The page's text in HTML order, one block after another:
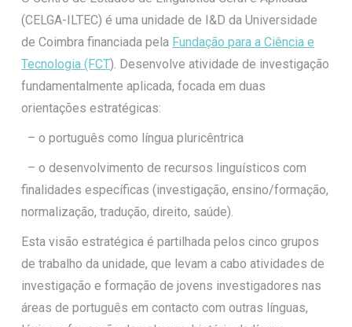
(CELGA-ILTEC) é uma unidade de I&D da Universidade
de Coimbra financiada pela Fundação para a Ciência e
Tecnologia (FCT). Desenvolve atividade de investigação
fundamentalmente aplicada, focada em duas
orientações estratégicas:
– o português como língua pluricêntrica
– o desenvolvimento de recursos linguísticos com
finalidades específicas (investigação, ensino/formação,
normalização, tradução, direito, saúde).
Esta visão estratégica é partilhada pelos cinco grupos
de trabalho da unidade, que levam a cabo atividades de
investigação e formação de jovens investigadores nas
áreas de português em contacto com outras línguas,